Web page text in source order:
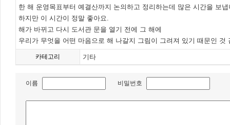
한 해 운영목표부터 예결산까지 논의하고 정리하는데 많은 시간을 보냅
하지만 이 시간이 정말 좋아요.
해가 바뀌고 다시 도서관 문을 열기 전에 그 해에
우리가 무엇을 어떤 마음으로 해 나갈지 그림이 그려져 있기 때문인 것
카테고리 기타
이름 비밀번호